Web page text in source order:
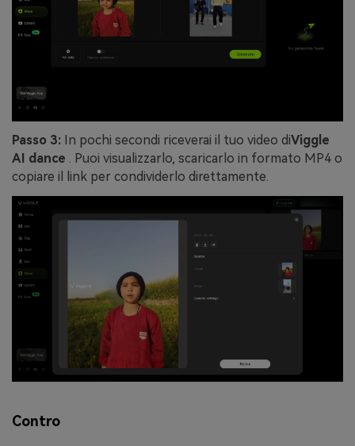
Passo 3: In pochi secondi riceverai il tuo video diViggle
AI dance . Puoi visualizzarlo, scaricarlo in formato MP4 o
copiare il link per condividerlo direttamente.
Contro